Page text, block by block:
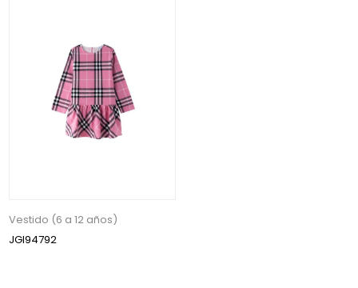
Vestido (6 a 12 años)
JGI94792